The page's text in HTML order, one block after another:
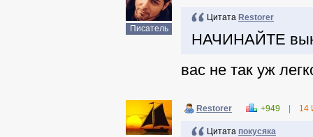
Писатель
Цитата Restorer
НАЧИНАЙТЕ
вас не так уж
Restorer +949 14
Цитата покусяка